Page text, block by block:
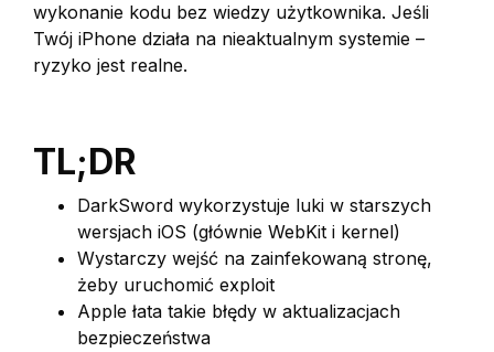
wykonanie kodu bez wiedzy użytkownika. Jeśli
Twój iPhone działa na nieaktualnym systemie –
ryzyko jest realne.
TL;DR
DarkSword wykorzystuje luki w starszych
wersjach iOS (głównie WebKit i kernel)
Wystarczy wejść na zainfekowaną stronę,
żeby uruchomić exploit
Apple łata takie błędy w aktualizacjach
bezpieczeństwa